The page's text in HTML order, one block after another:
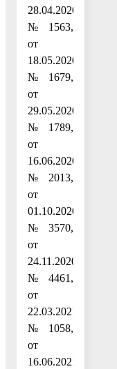
28.04.2020
№ 1563,
от
18.05.2020
№ 1679,
от
29.05.2020
№ 1789,
от
16.06.2020
№ 2013,
от
01.10.2020
№3570,
от
24.11.2020
№ 4461,
от
22.03.2021
№ 1058,
от
16.06.2021